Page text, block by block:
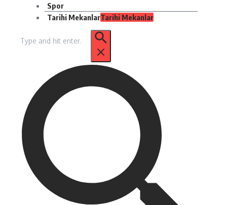
Spor
Tarihi MekanlarTarihi Mekanlar